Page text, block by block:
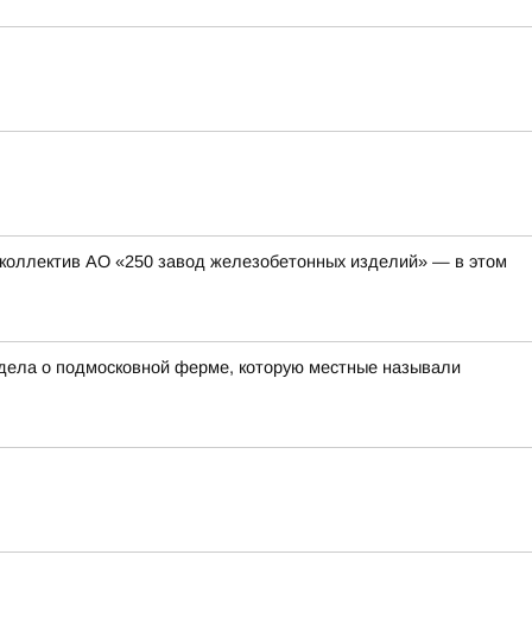
АО «250 завод железобетонных изделий» — в этом
о подмосковной ферме, которую местные называли